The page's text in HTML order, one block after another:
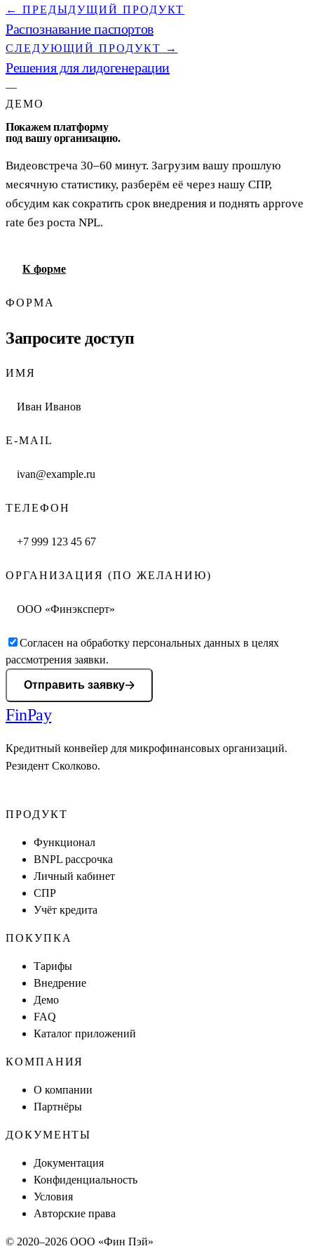
← ПРЕДЫДУЩИЙ ПРОДУКТ
Распознавание паспортов
СЛЕДУЮЩИЙ ПРОДУКТ →
Решения для лидогенерации
—
ДЕМО
Покажем платформу
под вашу организацию.
Видеовстреча 30–60 минут. Загрузим вашу прошлую
месячную статистику, разберём её через нашу СПР,
обсудим как сократить срок внедрения и поднять approve
rate без роста NPL.
К форме
ФОРМА
Запросите доступ
ИМЯ
E-MAIL
ТЕЛЕФОН
ОРГАНИЗАЦИЯ (ПО ЖЕЛАНИЮ)
Согласен на обработку персональных данных в целях
рассмотрения заявки.
Отправить заявку
FinPay
Кредитный конвейер для микрофинансовых организаций.
Резидент Сколково.
ПРОДУКТ
Функционал
BNPL рассрочка
Личный кабинет
СПР
Учёт кредита
ПОКУПКА
Тарифы
Внедрение
Демо
FAQ
Каталог приложений
КОМПАНИЯ
О компании
Партнёры
ДОКУМЕНТЫ
Документация
Конфиденциальность
Условия
Авторские права
© 2020–2026 ООО «Фин Пэй»